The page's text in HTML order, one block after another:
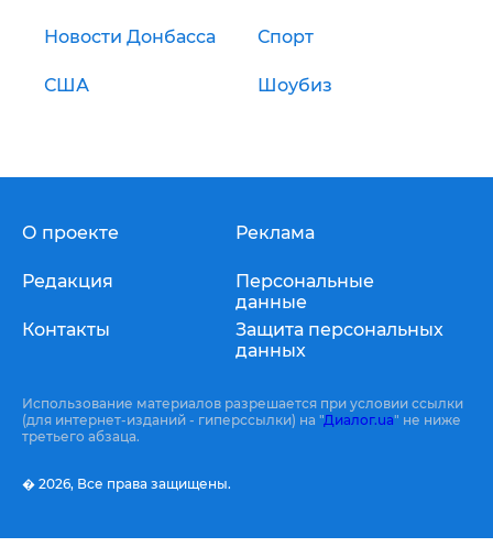
Новости Донбасса Спорт
США Шоубиз
О проекте
Редакция
Контакты
Реклама
Персональные
данные
Защита персональных
данных
Использование материалов разрешается при условии ссылки
(для интернет-изданий - гиперссылки) на "Диалог.ua" не ниже
третьего абзаца.
� 2026, Все права защищены.